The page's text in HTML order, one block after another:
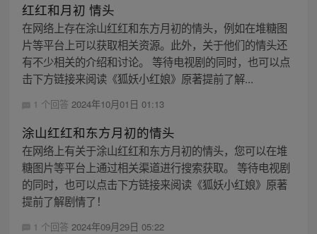
红红和月初 情头
在网络上存在涂山红红和东方月初的情头，例如在堆糖图
片等平台上可以获取相关资源。此外，关于他们的情头还
有不少相关的介绍和讨论。 等待电视剧的同时，也可以点
击下方链接来阅读《狐妖小红娘》原著提前了解...
1 个回答 2024年10月01日 01:13
涂山红红和东方月初的情头
在网络上有关于涂山红红和东方月初的情头，您可以在堆
糖图片等平台上通过相关渠道进行搜索获取。 等待电视剧
的同时，也可以点击下方链接来阅读《狐妖小红娘》原著
提前了解剧情了！
1 个回答 2024年09月29日 05:22